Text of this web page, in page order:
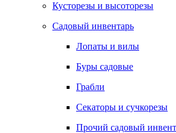
Кусторезы и высоторезы
Садовый инвентарь
Лопаты и вилы
Буры садовые
Грабли
Секаторы и сучкорезы
Прочий садовый